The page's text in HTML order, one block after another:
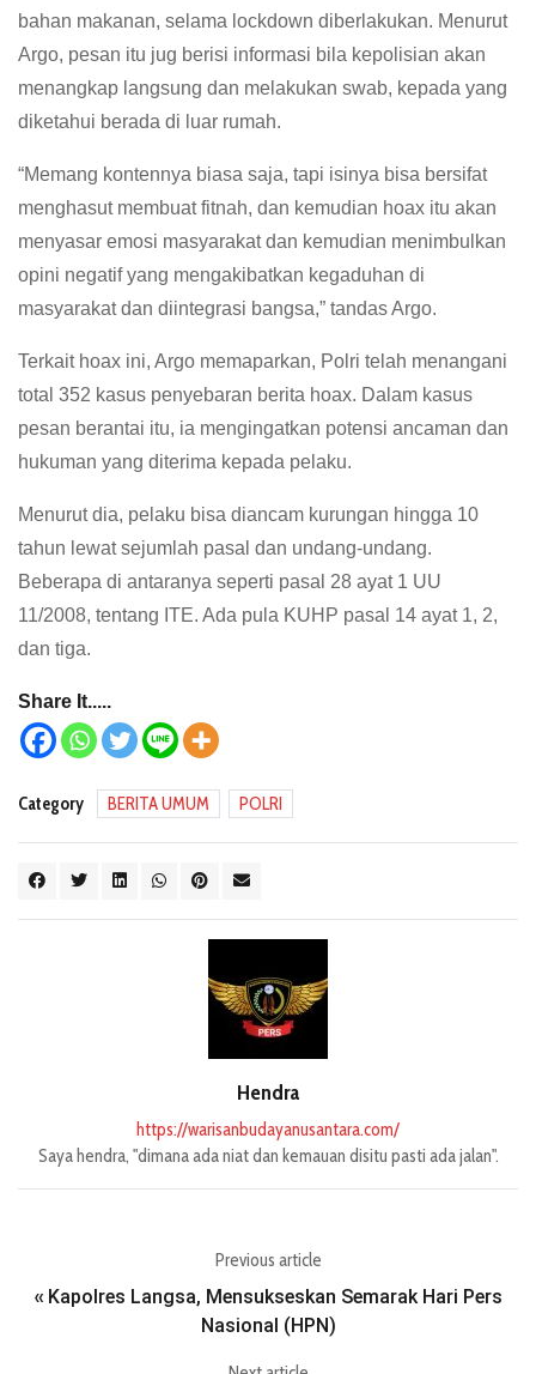
bahan makanan, selama lockdown diberlakukan. Menurut
Argo, pesan itu jug berisi informasi bila kepolisian akan
menangkap langsung dan melakukan swab, kepada yang
diketahui berada di luar rumah.
“Memang kontennya biasa saja, tapi isinya bisa bersifat
menghasut membuat fitnah, dan kemudian hoax itu akan
menyasar emosi masyarakat dan kemudian menimbulkan
opini negatif yang mengakibatkan kegaduhan di
masyarakat dan diintegrasi bangsa,” tandas Argo.
Terkait hoax ini, Argo memaparkan, Polri telah menangani
total 352 kasus penyebaran berita hoax. Dalam kasus
pesan berantai itu, ia mengingatkan potensi ancaman dan
hukuman yang diterima kepada pelaku.
Menurut dia, pelaku bisa diancam kurungan hingga 10
tahun lewat sejumlah pasal dan undang-undang.
Beberapa di antaranya seperti pasal 28 ayat 1 UU
11/2008, tentang ITE. Ada pula KUHP pasal 14 ayat 1, 2,
dan tiga.
Share It.....
Category BERITA UMUM POLRI
Hendra
https://warisanbudayanusantara.com/
Saya hendra, "dimana ada niat dan kemauan disitu pasti ada jalan".
Previous article
« Kapolres Langsa, Mensukseskan Semarak Hari Pers
Nasional (HPN)